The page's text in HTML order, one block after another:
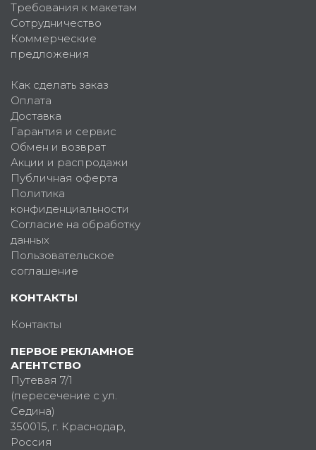
Требования к макетам
Сотрудничество
Коммерческие
предложения
Как сделать заказ
Оплата
Доставка
Гарантия и сервис
Обмен и возврат
Акции и распродажи
Публичная оферта
Политика
конфиденциальности
Согласие на обработку
данных
Пользовательское
соглашение
КОНТАКТЫ
Контакты
ПЕРВОЕ РЕКЛАМНОЕ
АГЕНТСТВО
Путевая 7/1
(пересечение с ул.
Седина)
350015, г. Краснодар,
Россия